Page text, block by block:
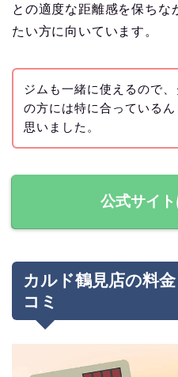
との適度な距離感を保ちな
たい方に向いています。
ジムも一緒に使えるので
の方には特に合っているん
思いました。
公式サイ
カルド鶴見店の料
コミ